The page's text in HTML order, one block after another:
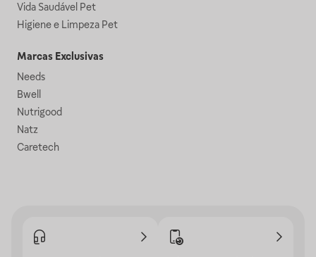
Vida Saudável Pet
Higiene e Limpeza Pet
Marcas Exclusivas
Needs
Bwell
Nutrigood
Natz
Caretech